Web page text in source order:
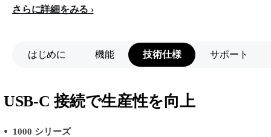
さらに詳細をみる
はじめに 機能 技術仕様 サポート
USB-C 接続で生産性を向上
1000 シリーズ